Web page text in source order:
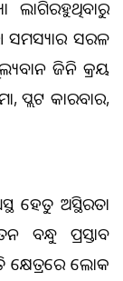
ଲାଗିରହୁଥିବାରୁ
ସମସ୍ୟାର ସରଳ
ଜିନିଷ କ୍ରୟ
ପ୍ଲଟ କାରବାର,
ହେତୁ ଅସ୍ଥିରତା
ବନ୍ଧୁ ପ୍ରସ୍ତାବ
କ୍ଷେତ୍ରରେ ଲୋକ